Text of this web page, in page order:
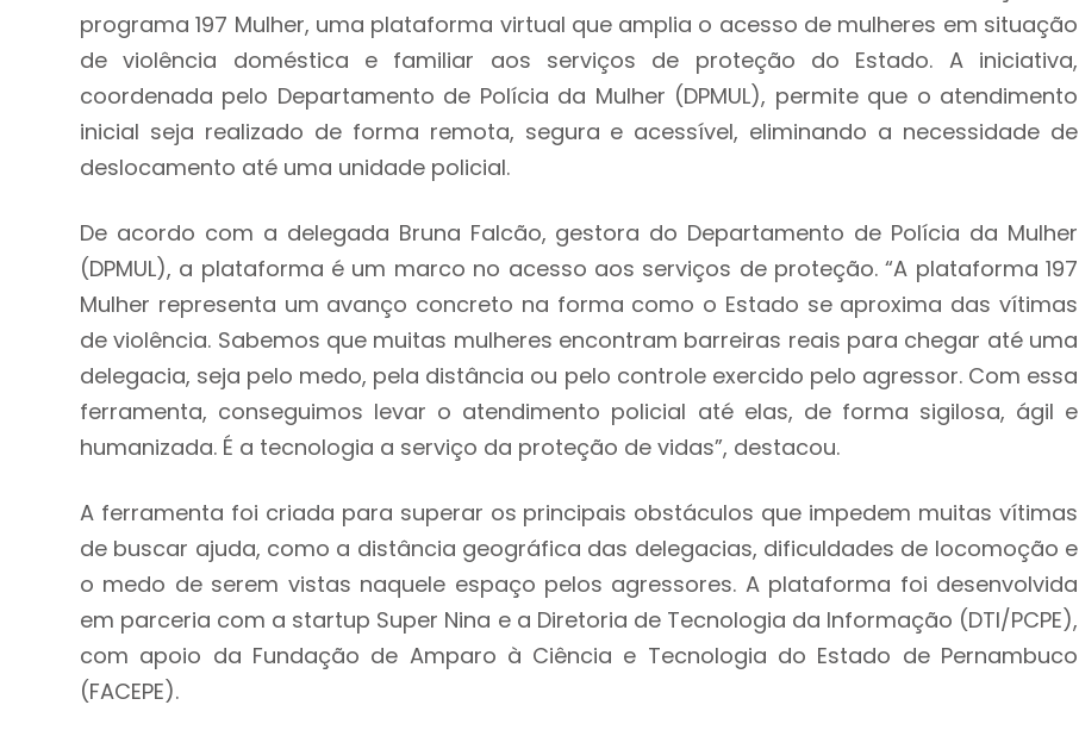
programa 197 Mulher, uma plataforma virtual que amplia o acesso de mulheres em situação
de violência doméstica e familiar aos serviços de proteção do Estado. A iniciativa,
coordenada pelo Departamento de Polícia da Mulher (DPMUL), permite que o atendimento
inicial seja realizado de forma remota, segura e acessível, eliminando a necessidade de
deslocamento até uma unidade policial.
De acordo com a delegada Bruna Falcão, gestora do Departamento de Polícia da Mulher
(DPMUL), a plataforma é um marco no acesso aos serviços de proteção. “A plataforma 197
Mulher representa um avanço concreto na forma como o Estado se aproxima das vítimas
de violência. Sabemos que muitas mulheres encontram barreiras reais para chegar até uma
delegacia, seja pelo medo, pela distância ou pelo controle exercido pelo agressor. Com essa
ferramenta, conseguimos levar o atendimento policial até elas, de forma sigilosa, ágil e
humanizada. É a tecnologia a serviço da proteção de vidas”, destacou.
A ferramenta foi criada para superar os principais obstáculos que impedem muitas vítimas
de buscar ajuda, como a distância geográfica das delegacias, dificuldades de locomoção e
o medo de serem vistas naquele espaço pelos agressores. A plataforma foi desenvolvida
em parceria com a startup Super Nina e a Diretoria de Tecnologia da Informação (DTI/PCPE),
com apoio da Fundação de Amparo à Ciência e Tecnologia do Estado de Pernambuco
(FACEPE).